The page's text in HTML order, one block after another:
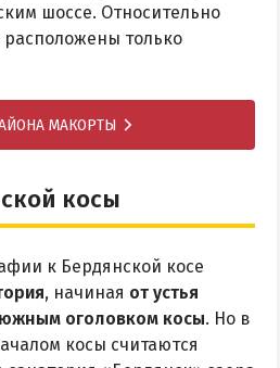
шоссе. Относительно
расположены только
МАКОРТЫ
косы
к Бердянской косе
, начиная от устья
оголовком косы. Но в
косы считаются